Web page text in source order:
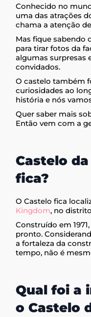
Conhecido no
uma das atrações
chama a atenção
Mas fique sabendo
para tirar fotos da
algumas surpresas
convidados.
O castelo também
curiosidades ao
história e nós
Quer saber mais
Então vem com a
Castelo
fica?
O Castelo fica
Kingdom, no
Construído em
pronto.
a fortaleza da
tempo, não é
Qual foi a
o Castelo